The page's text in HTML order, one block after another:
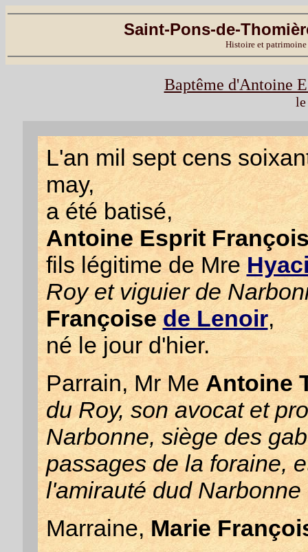
Saint-Pons-de-
Histoire et
Baptême d'Antoine
L'an mil sept cens
may,
a été batisé,
Antoine Esprit
fils légitime de Mre
Roy et viguier de
Françoisede Lenoir,
né le jour d'hier.
Parrain, Mr MeAntoine
du Roy, son avocat et
Narbonne, siège des
passages de la foraine,
l'amirauté dud Narbonne
Marraine,Marie